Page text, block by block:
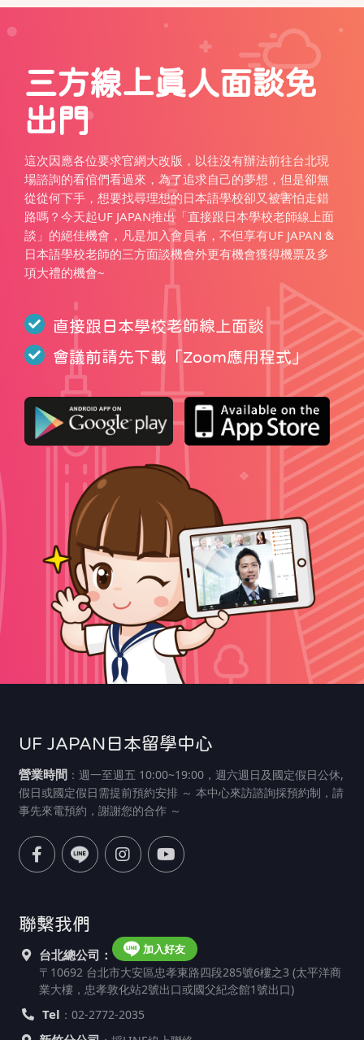
三方線上真人面談免
出門
這次因應各位要求官網大改版，以往沒有辦法前往台北現
場諮詢的看倌們看過來，為了追求自己的夢想，但是卻無
從從何下手，想要找尋理想的日本語學校卻又被害怕走錯
路嗎？今天起UF JAPAN推出「直接跟日本學校老師線上面
談」的絕佳機會，凡是加入會員者，不但享有UF JAPAN &
日本語學校老師的三方面談機會外更有機會獲得機票及多
項大禮的機會~
直接跟日本學校老師線上面談
會議前請先下載「 Zoom應用程式」
UF JAPAN日本留學中心
營業時間 ：週一至週五 10:00~19:00，週六週日及國定假日公休,
假日或國定假日需提前預約安排 ～ 本中心來訪諮詢採預約制，請
事先來電預約，謝謝您的合作 ～
聯繫我們
台北總公司： 加入好友
〒10692 台北市大安區忠孝東路四段285號6樓之3 (太平洋商
業大樓，忠孝敦化站2號出口或國父紀念館1號出口)
Tel ：02-2772-2035